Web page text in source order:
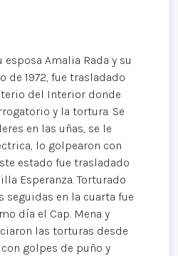
Amalia Rada y su
de 1972, fue trasladado
del Interior donde
y la tortura. Se
en las uñas, se le
lo golpearon con
estado fue trasladado
Esperanza. Torturado
seguidas en la cuarta fue
día el Cap. Mena y
las torturas desde
golpes de puño y